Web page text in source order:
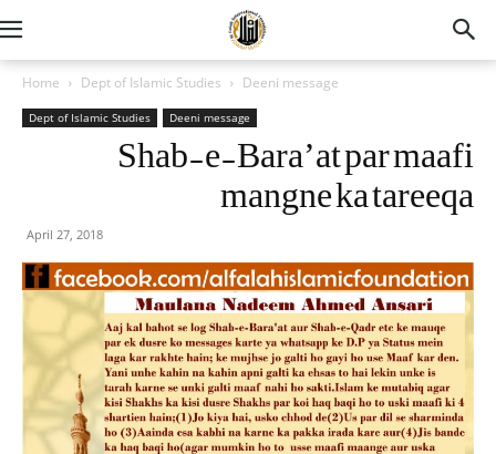
Home Dept of Islamic Studies Deeni message
Dept of Islamic Studies Deeni message
Shab-e-Bara’at par maafi
mangne ka tareeqa
April 27, 2018